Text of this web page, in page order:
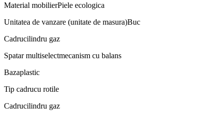
Material mobilierPiele ecologica
Unitatea de vanzare (unitate de masura)Buc
Cadrucilindru gaz
Spatar multiselectmecanism cu balans
Bazaplastic
Tip cadrucu rotile
Cadrucilindru gaz